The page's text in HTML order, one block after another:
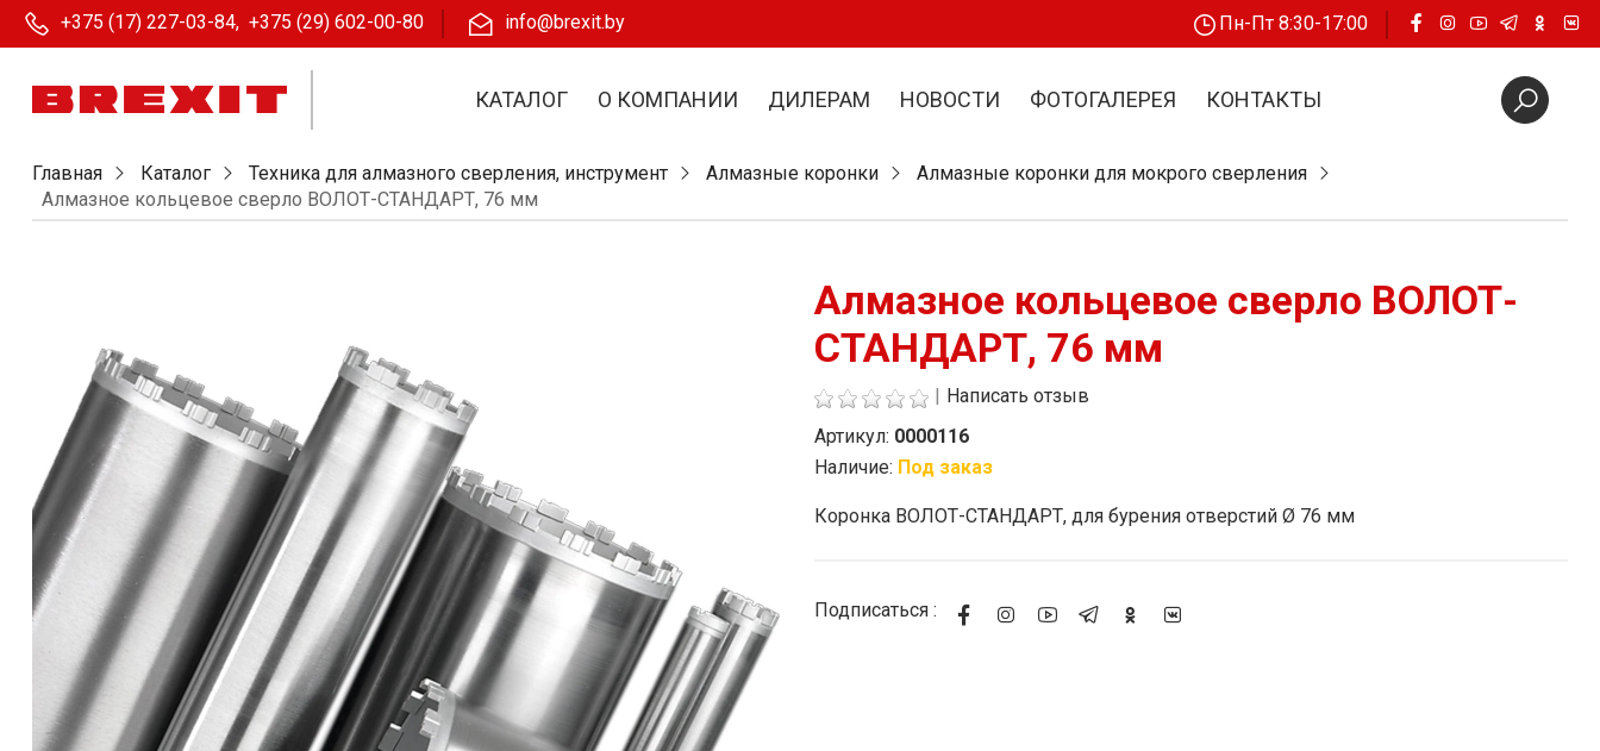
+375 (17) 227-03-84, +375 (29) 602-00-80 info@brexit.by Пн-Пт 8:30-17:00
КАТАЛОГ О КОМПАНИИ ДИЛЕРАМ НОВОСТИ ФОТОГАЛЕРЕЯ КОНТАКТЫ
Главная Каталог Техника для алмазного сверления, инструмент Алмазные коронки
Алмазные коронки для мокрого сверления
Алмазное кольцевое сверло ВОЛОТ-СТАНДАРТ, 76 мм
Алмазное кольцевое сверло ВОЛОТ-
СТАНДАРТ, 76 мм
| Написать отзыв
Артикул: 0000116
Наличие: Под заказ
Стоимость
Коронка ВОЛОТ-СТАНДАРТ, для бурения отверстий Ø 76 мм
Подписаться :